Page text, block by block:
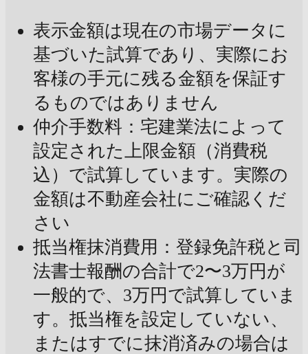
表示金額は現在の市場データに
基づいた試算であり、実際にお
客様の手元に残る金額を保証す
るものではありません
仲介手数料：宅建業法によって
設定された上限金額（消費税
込）で試算しています。実際の
金額は不動産会社にご確認くだ
さい
抵当権抹消費用：登録免許税と司
法書士報酬の合計で2〜3万円が
一般的で、3万円で試算していま
す。抵当権を設定していない、
またはすでに抹消済みの場合は